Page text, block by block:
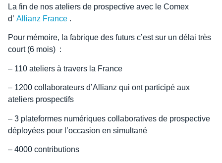
La fin de nos ateliers de prospective avec le Comex
d’ Allianz France .
Pour mémoire, la fabrique des futurs c’est sur un délai très
court (6 mois) :
– 110 ateliers à travers la France
– 1200 collaborateurs d’Allianz qui ont participé aux
ateliers prospectifs
– 3 plateformes numériques collaboratives de prospective
déployées pour l’occasion en simultané
– 4000 contributions